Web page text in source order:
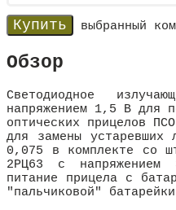
выбранный
Обзор
Светодиодное
напряжением 1,5 В для
оптических прицелов
для замены устаревших
0,075 в комплекте со
2РЦ63 с напряжением
питание прицела с
"пальчиковой"